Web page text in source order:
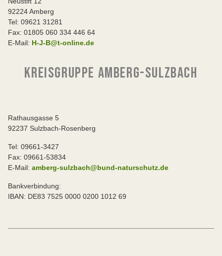
92224 Amberg
Tel: 09621 31281
Fax: 01805 060 334 446 64
E-Mail: H-J-B@t-online.de
KREISGRUPPE AMBERG-SULZBACH
Rathausgasse 5
92237 Sulzbach-Rosenberg
Tel: 09661-3427
Fax: 09661-53834
E-Mail: amberg-sulzbach@bund-naturschutz.de
Bankverbindung:
IBAN: DE83 7525 0000 0200 1012 69